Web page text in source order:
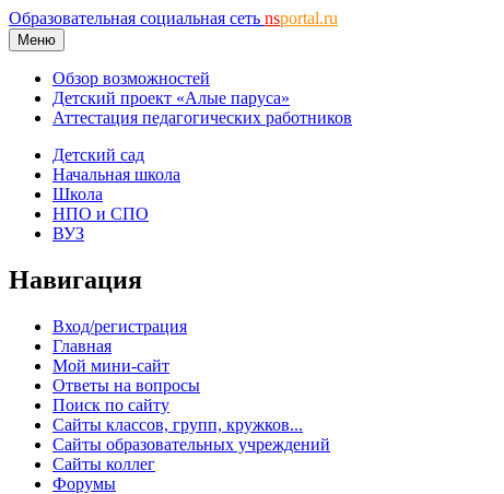
Образовательная социальная сеть nsportal.ru
Меню
Обзор возможностей
Детский проект «Алые паруса»
Аттестация педагогических работников
Детский сад
Начальная школа
Школа
НПО и СПО
ВУЗ
Навигация
Вход/регистрация
Главная
Мой мини-сайт
Ответы на вопросы
Поиск по сайту
Сайты классов, групп, кружков...
Сайты образовательных учреждений
Сайты коллег
Форумы